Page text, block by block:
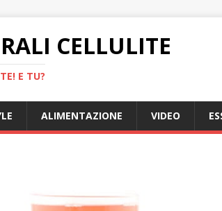
CELLULITE
E TU?
ALIMENTAZIONE VIDEO